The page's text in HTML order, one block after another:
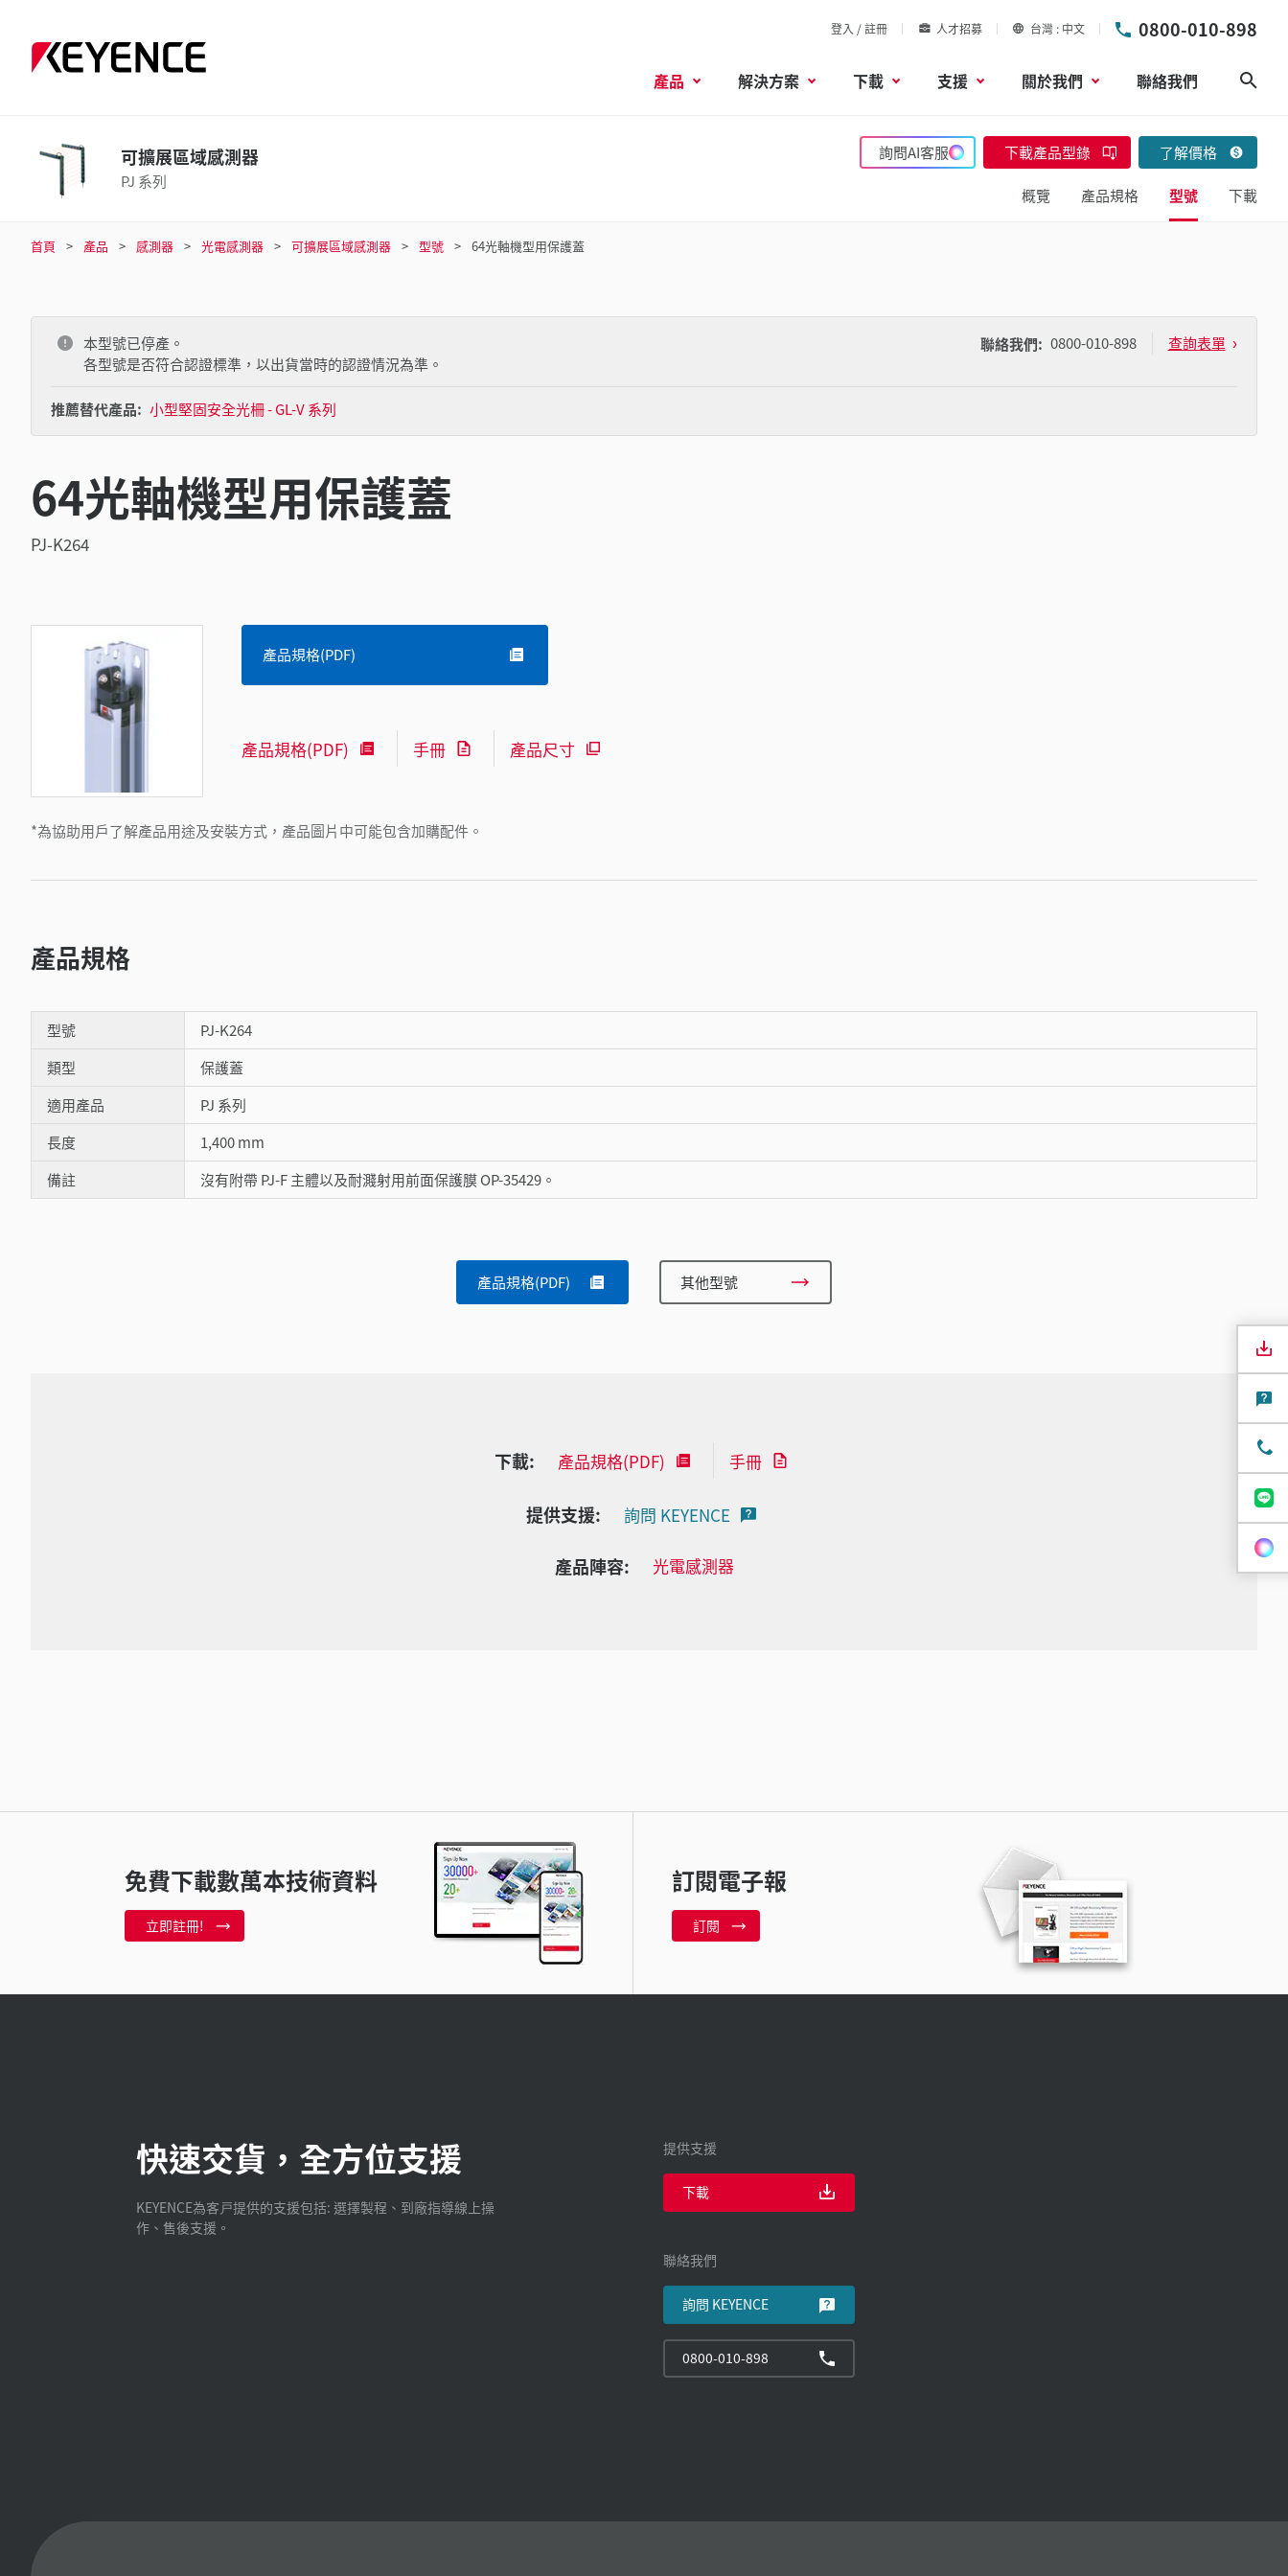
登入 / 註冊 人才招募 台灣 中文 0800-010-898
產品 解決方案 下載 支援 關於我們 聯絡我們
可擴展區域感測器
PJ 系列
詢問AI客服 下載產品型錄 了解價格
概覽 產品規格 型號 下載
首頁 產品 感測器 光電感測器 可擴展區域感測器 型號 64光軸機型用保護蓋
本型號已停產。
各型號是否符合認證標準，以出貨當時的認證情況為準。
推薦替代產品: 小型堅固安全光柵 - GL-V 系列
聯絡我們: 0800-010-898 查詢表單
64光軸機型用保護蓋
PJ-K264
*為協助用戶了解產品用途及安裝方式，產品圖片中可能包含加購配件。
產品規格(PDF)
產品規格(PDF) 手冊 產品尺寸
產品規格
型號
PJ-K264
類型
保護蓋
適用產品
PJ 系列
長度
1,400 mm
備註
沒有附帶 PJ-F 主體以及耐濺射用前面保護膜 OP-35429。
產品規格(PDF) 其他型號
下載: 產品規格(PDF) 手冊
提供支援: 詢問 KEYENCE
產品陣容: 光電感測器
免費下載數萬本技術資料
立即註冊!
訂閱電子報
訂閱
快速交貨，全方位支援
KEYENCE為客戸提供的支援包括: 選擇製程、到廠指導線上操
作、售後支援。
提供支援
下載
聯絡我們
詢問 KEYENCE
0800-010-898